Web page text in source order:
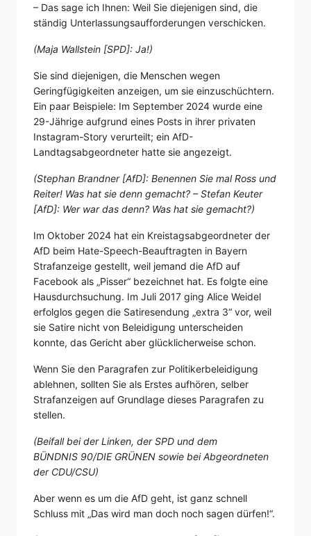
– Das sage ich Ihnen: Weil Sie diejenigen sind, die
ständig Unterlassungsaufforderungen verschicken.
(Maja Wallstein [SPD]: Ja!)
Sie sind diejenigen, die Menschen wegen
Geringfügigkeiten anzeigen, um sie einzuschüchtern.
Ein paar Beispiele: Im September 2024 wurde eine
29-Jährige aufgrund eines Posts in ihrer privaten
Instagram-Story verurteilt; ein AfD-
Landtagsabgeordneter hatte sie angezeigt.
(Stephan Brandner [AfD]: Benennen Sie mal Ross und
Reiter! Was hat sie denn gemacht? – Stefan Keuter
[AfD]: Wer war das denn? Was hat sie gemacht?)
Im Oktober 2024 hat ein Kreistagsabgeordneter der
AfD beim Hate-Speech-Beauftragten in Bayern
Strafanzeige gestellt, weil jemand die AfD auf
Facebook als „Pisser“ bezeichnet hat. Es folgte eine
Hausdurchsuchung. Im Juli 2017 ging Alice Weidel
erfolglos gegen die Satiresendung „extra 3“ vor, weil
sie Satire nicht von Beleidigung unterscheiden
konnte, das Gericht aber glücklicherweise schon.
Wenn Sie den Paragrafen zur Politikerbeleidigung
ablehnen, sollten Sie als Erstes aufhören, selber
Strafanzeigen auf Grundlage dieses Paragrafen zu
stellen.
(Beifall bei der Linken, der SPD und dem
BÜNDNIS 90/DIE GRÜNEN sowie bei Abgeordneten
der CDU/CSU)
Aber wenn es um die AfD geht, ist ganz schnell
Schluss mit „Das wird man doch noch sagen dürfen!“.